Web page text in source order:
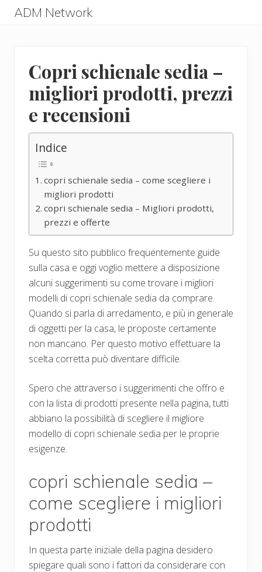
MenuADM Network
Copri schienale sedia –
migliori prodotti, prezzi
e recensioni
Indice
copri schienale sedia – come scegliere i
migliori prodotti
copri schienale sedia – Migliori prodotti,
prezzi e offerte
Su questo sito pubblico frequentemente guide
sulla casa e oggi voglio mettere a disposizione
alcuni suggerimenti su come trovare i migliori
modelli di copri schienale sedia da comprare.
Quando si parla di arredamento, e più in generale
di oggetti per la casa, le proposte certamente
non mancano. Per questo motivo effettuare la
scelta corretta può diventare difficile.
Spero che attraverso i suggerimenti che offro e
con la lista di prodotti presente nella pagina, tutti
abbiano la possibilità di scegliere il migliore
modello di copri schienale sedia per le proprie
esigenze.
copri schienale sedia –
come scegliere i migliori
prodotti
In questa parte iniziale della pagina desidero
spiegare quali sono i fattori da considerare con